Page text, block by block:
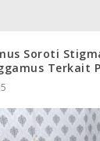
Soroti
Terkait